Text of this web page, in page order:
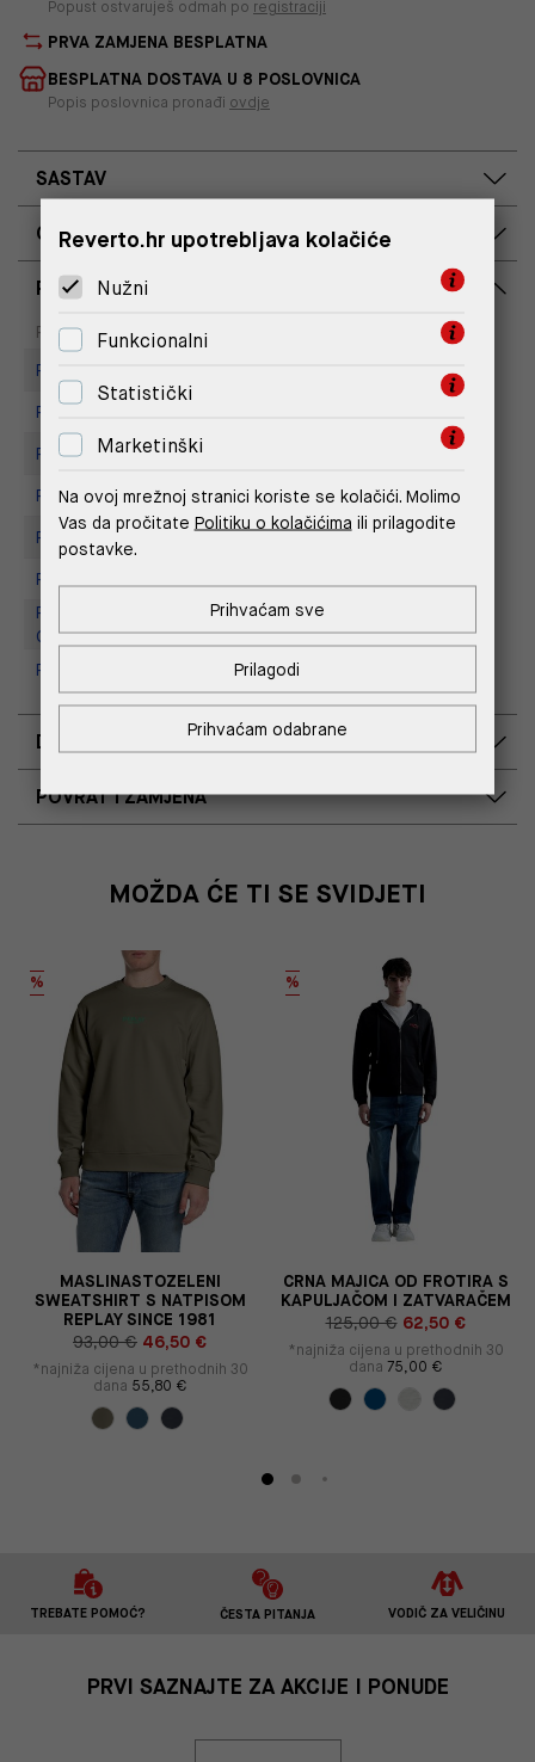
Popust ostvaruješ odmah po registraciji
PRVA ZAMJENA BESPLATNA
BESPLATNA DOSTAVA U 8 POSLOVNICA
Popis poslovnica pronađi ovdje
SASTAV
OPIS PROIZVODA
RASPOLOŽIVOST PO POSLOVNICAMA
Poslovnica
Na upit
Replay Store, City Center One
Replay store, Arena centar
Replay Store, Joker Centar
Replay Store, Mall of Split
Replay store, Tower Centar
Replay Store, Supernova Zadar
Replay Outlet Store, Designer
Outlet Croatia
Replay Outlet Store, Split
DOSTAVA
POVRAT I ZAMJENA
MOŽDA ĆE TI SE SVIDJETI
%
MASLINASTOZELENI
SWEATSHIRT S NATPISOM
REPLAY SINCE 1981
93,00 € 46,50 €
*najniža cijena u prethodnih 30
dana 55,80 €
%
CRNA MAJICA OD FROTIRA S
KAPULJAČOM I ZATVARAČEM
125,00 € 62,50 €
*najniža cijena u prethodnih 30
dana 75,00 €
TREBATE POMOĆ? ČESTA PITANJA VODIČ ZA VELIČINU
PRVI SAZNAJTE ZA AKCIJE I PONUDE
Reverto.hr upotrebljava kolačiće
Nužni
Funkcionalni
Statistički
Marketinški
Na ovoj mrežnoj stranici koriste se kolačići. Molimo
Vas da pročitate Politiku o kolačićima ili prilagodite
postavke.
Prihvaćam odabrane
Prilagodi
Prihvaćam sve